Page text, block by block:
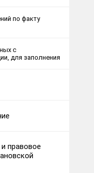
по факту
с
для заполнения
правовое